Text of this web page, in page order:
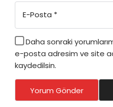
E-Posta *
Daha sonraki
e-posta adresim ve site
kaydedilsin.
Yorum Gönder